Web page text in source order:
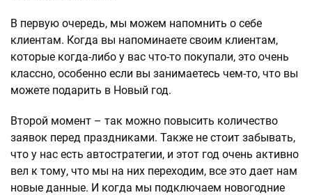
В первую очередь, мы можем напомнить о себе
клиентам. Когда вы напоминаете своим клиентам,
которые когда-либо у вас что-то покупали, это очень
классно, особенно если вы занимаетесь чем-то, что вы
можете подарить в Новый год.
Второй момент – так можно повысить количество
заявок перед праздниками. Также не стоит забывать,
что у нас есть автостратегии, и этот год очень активно
вел к тому, что мы на них переходим, все это дает нам
новые данные. И когда мы подключаем новогодние